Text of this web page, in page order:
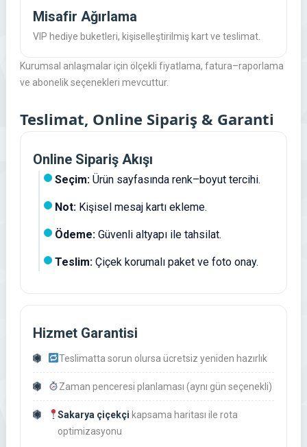
Misafir Ağırlama
VIP hediye buketleri, kişiselleştirilmiş kart ve teslimat.
Kurumsal anlaşmalar için ölçekli fiyatlama, fatura–raporlama
ve abonelik seçenekleri mevcuttur.
Teslimat, Online Sipariş & Garanti
Online Sipariş Akışı
Seçim:Ürün sayfasında renk–boyut tercihi.
Not:Kişisel mesaj kartı ekleme.
Ödeme:Güvenli altyapı ile tahsilat.
Teslim:Çiçek korumalı paket ve foto onay.
Hizmet Garantisi
Teslimatta sorun olursa ücretsiz yeniden hazırlık
Zaman penceresi planlaması (aynı gün seçenekli)
Sakarya çiçekçi kapsama haritası ile rota
optimizasyonu